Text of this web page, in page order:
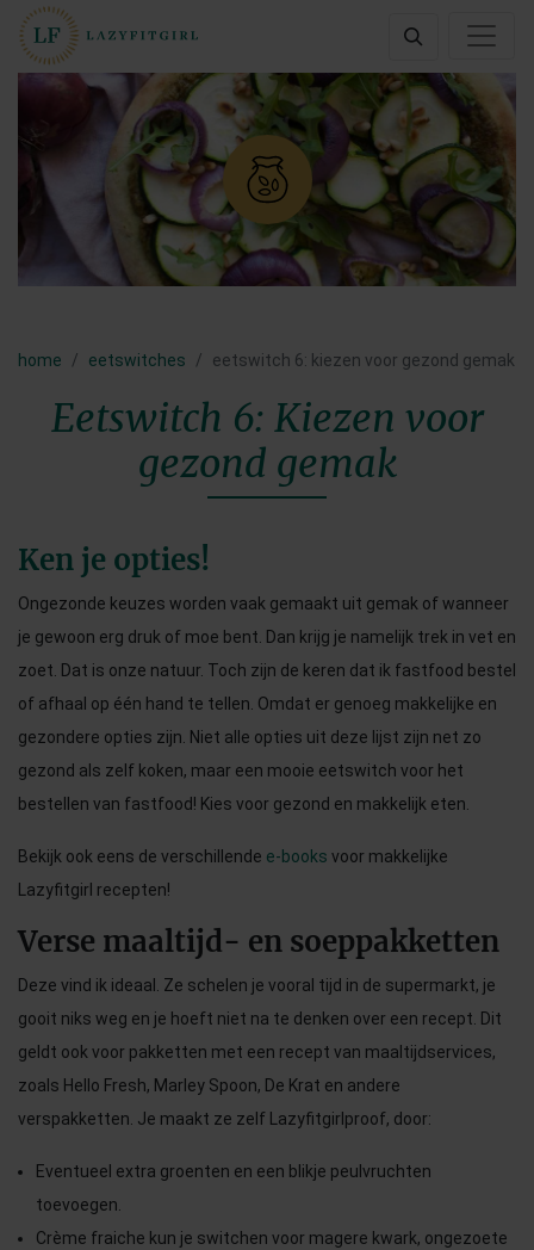
home eetswitches eetswitch 6: kiezen voor gezond gemak
Eetswitch 6: Kiezen voor
gezond gemak
Ken je opties!
Ongezonde keuzes worden vaak gemaakt uit gemak of wanneer
je gewoon erg druk of moe bent. Dan krijg je namelijk trek in vet en
zoet. Dat is onze natuur. Toch zijn de keren dat ik fastfood bestel
of afhaal op één hand te tellen. Omdat er genoeg makkelijke en
gezondere opties zijn. Niet alle opties uit deze lijst zijn net zo
gezond als zelf koken, maar een mooie eetswitch voor het
bestellen van fastfood! Kies voor gezond en makkelijk eten.
Bekijk ook eens de verschillende e-books voor makkelijke
Lazyfitgirl recepten!
Verse maaltijd- en soeppakketten
Deze vind ik ideaal. Ze schelen je vooral tijd in de supermarkt, je
gooit niks weg en je hoeft niet na te denken over een recept. Dit
geldt ook voor pakketten met een recept van maaltijdservices,
zoals Hello Fresh, Marley Spoon, De Krat en andere
verspakketten. Je maakt ze zelf Lazyfitgirlproof, door:
Eventueel extra groenten en een blikje peulvruchten
toevoegen.
Crème fraiche kun je switchen voor magere kwark, ongezoete